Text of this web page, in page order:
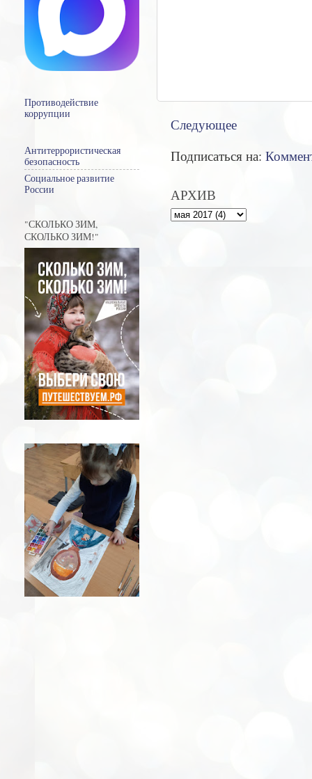
Следующее
Подписаться на:
АРХИВ
Противодействие
коррупции
Антитеррористическая
безопасность
Социальное развитие
России
"СКОЛЬКО ЗИМ,
СКОЛЬКО ЗИМ!"